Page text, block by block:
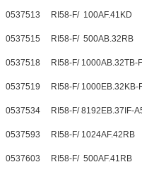
0537513 RI58-F/ 100AF.41KD
0537515 RI58-F/ 500AB.32RB
0537518 RI58-F/
0537519 RI58-F/
0537534 RI58-F/ 8192EB.37IF-
0537593 RI58-F/ 1024AF.42RB
0537603 RI58-F/ 500AF.41RB